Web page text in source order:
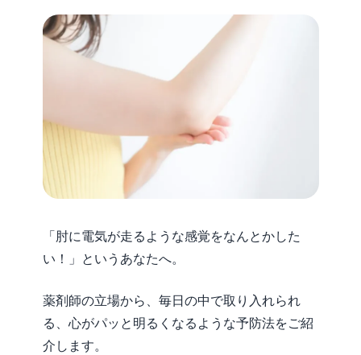
「肘に電気が走るような感覚をなんとかした
い！」というあなたへ。
薬剤師の立場から、毎日の中で取り入れられ
る、心がパッと明るくなるような予防法をご紹
介します。